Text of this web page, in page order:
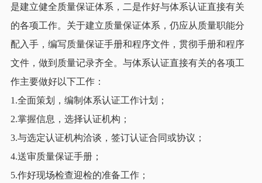
是建立健全质量保证体系，二是作好与体系认证直接有关
的各项工作。关于建立质量保证体系，仍应从质量职能分
配入手，编写质量保证手册和程序文件，贯彻手册和程序
文件，做到质量记录齐全。与体系认证直接有关的各项工
作主要做好以下工作：
1.全面策划，编制体系认证工作计划；
2.掌握信息，选择认证机构；
3.与选定认证机构洽谈，签订认证合同或协议；
4.送审质量保证手册；
5.作好现场检查迎检的准备工作；